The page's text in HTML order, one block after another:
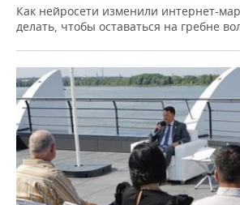
Как нейросети изменили интернет-
делать, чтобы оставаться на гребне